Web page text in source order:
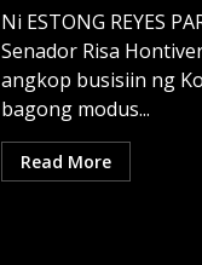
Ni ESTONG REYES
Senador Risa
angkop busisiin ng
bagong modus...
Read More